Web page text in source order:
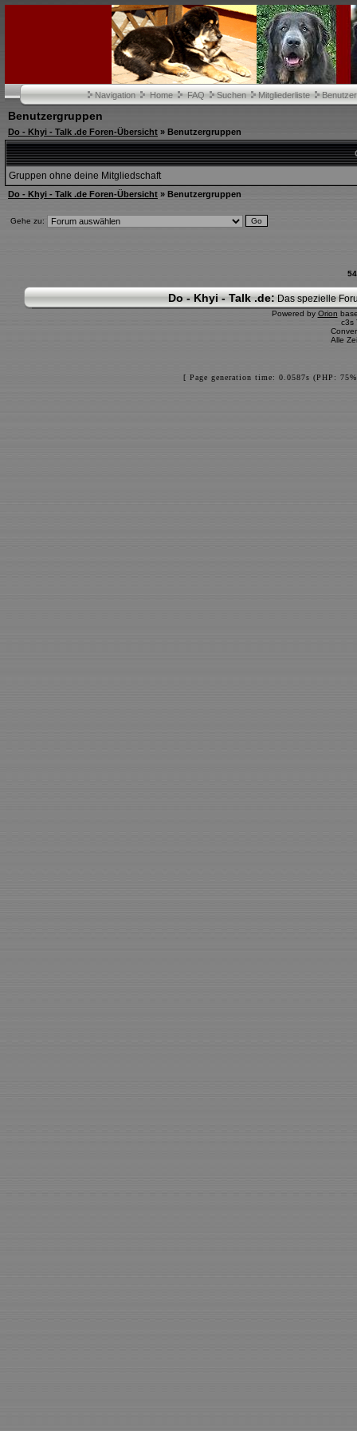
Navigation Home FAQ Suchen Mitgliederliste
Benutzergruppen
Do - Khyi - Talk .de Foren-Übersicht » Benutzergruppen
Gruppen ohne deine Mitgliedschaft
Do - Khyi - Talk .de Foren-Übersicht » Benutzergruppen
Gehe zu:
Do - Khyi - Talk .de: Das spezielle
Powered by Orion
c3s
Alle
[ Page generation time: 0.0587s (PHP: